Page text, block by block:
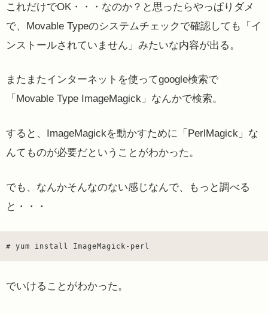
これだけでOK・・・なのか？と思ったらやっぱりダメ
で、Movable Typeのシステムチェックで確認しても「イ
ンストールされていません」みたいな内容が出る。
またまたインターネットを使ってgoogle検索で
「Movable Type ImageMagick」なんかで検索。
すると、ImageMagickを動かすために「PerlMagick」な
んてものが必要だということがわかった。
でも、なんかそんなのない感じなんで、もっと調べる
と・・・
# yum install ImageMagick-perl
でいけることがわかった。